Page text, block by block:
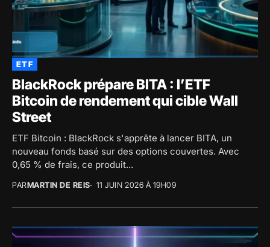
ETF
BlackRock prépare BITA : l’ETF
Bitcoin de rendement qui cible Wall
Street
ETF Bitcoin : BlackRock s'apprête à lancer BITA, un
nouveau fonds basé sur des options couvertes. Avec
0,65 % de frais, ce produit...
PARMARTIN DE REIS 11 JUIN 2026 À 19H09